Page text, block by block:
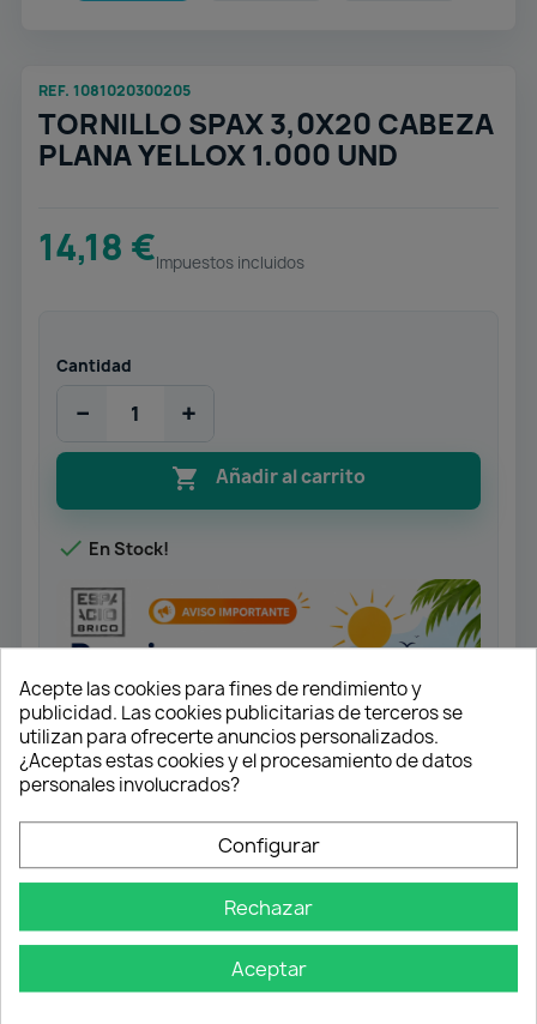
REF. 1081020300205
TORNILLO SPAX 3,0X20 CABEZA
PLANA YELLOX 1.000 UND
14,18 €Impuestos incluidos
Cantidad
− +
 Añadir al carrito
 En Stock!
Medida: 3,0x20
Tornillo universal rosca completa.
Ranura en cruz Z1. Punta S.
Acepte las cookies para fines de rendimiento y
publicidad. Las cookies publicitarias de terceros se
utilizan para ofrecerte anuncios personalizados.
¿Aceptas estas cookies y el procesamiento de datos
personales involucrados?
Configurar
Rechazar
Aceptar